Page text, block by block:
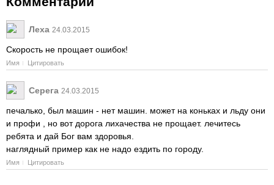
Леха 24.03.2015
Скорость не прощает ошибок!
Имя Цитировать
Серега 24.03.2015
печалько, был машин - нет машин. может на коньках и льду они
и профи , но вот дорога лихачества не прощает. лечитесь
ребята и дай Бог вам здоровья.
наглядный пример как не надо ездить по городу.
Имя Цитировать